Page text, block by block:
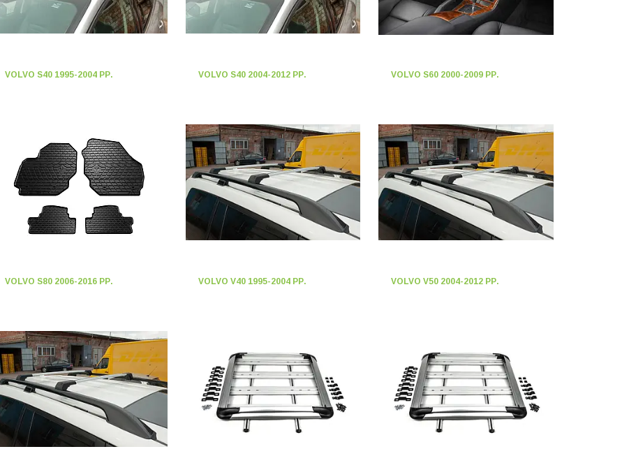
VOLVO S40 1995-2004 РР. VOLVO S40 2004-2012 РР. VOLVO S60 2000-2009 РР.
VOLVO S80 2006-2016 РР. VOLVO V40 1995-2004 РР. VOLVO V50 2004-2012 РР.